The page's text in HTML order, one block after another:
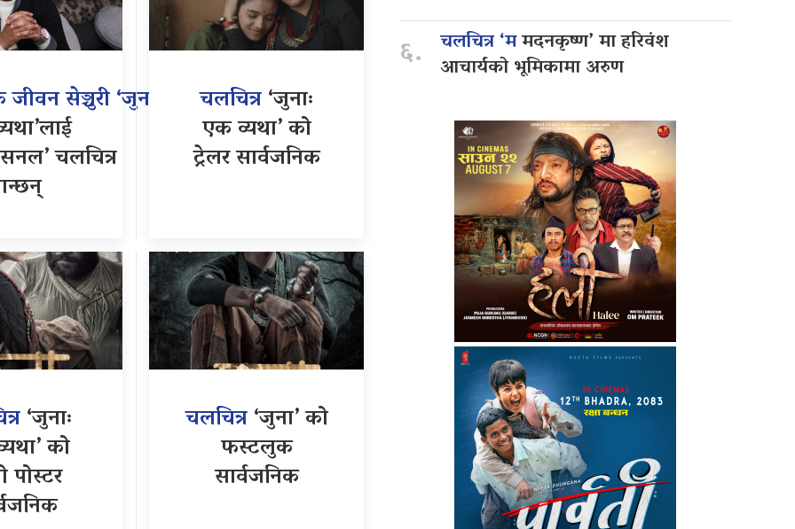
सेञ्चुरी ‘जुनाः
चलचित्र
चलचित्र‘जुनाः
एक व्यथा’ को
ट्रेलर सार्वजनिक
‘जुनाः
को
पोस्टर
चलचित्र‘जुना’ को
फस्टलुक
सार्वजनिक
६. चलचित्र ‘ममदनकृष्ण’ मा हरिवंश
आचार्यको भूमिकामा अरुण